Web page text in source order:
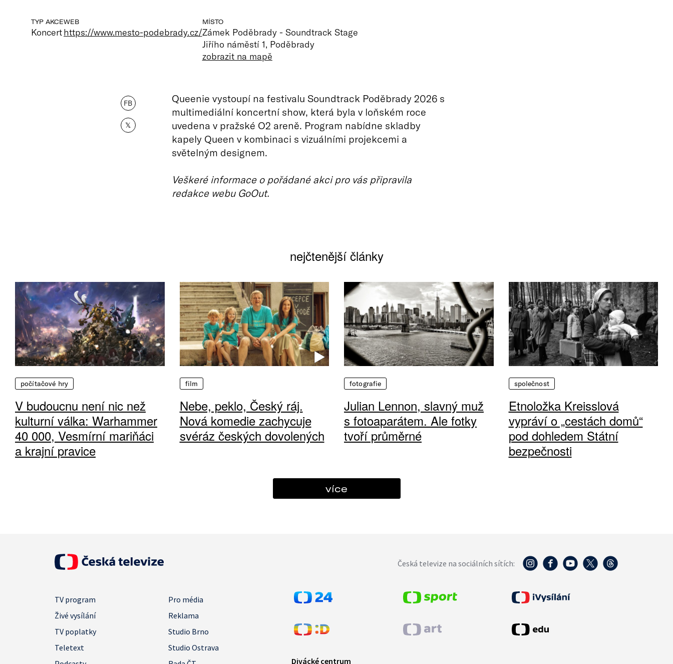
TYP AKCE
Koncert
WEB
https://www.mesto-podebrady.cz/
MÍSTO
Zámek Poděbrady - Soundtrack Stage
Jiřího náměstí 1, Poděbrady
zobrazit na mapě
FB
𝕏
Queenie vystoupí na festivalu Soundtrack Poděbrady 2026 s
multimediální koncertní show, která byla v loňském roce
uvedena v pražské O2 areně. Program nabídne skladby
kapely Queen v kombinaci s vizuálními projekcemi a
světelným designem.
Veškeré informace o pořádané akci pro vás připravila
redakce webu GoOut.
nejčtenější články
počítačové hry
V budoucnu není nic než
kulturní válka: Warhammer
40 000, Vesmírní mariňáci
a krajní pravice
film
Nebe, peklo, Český ráj.
Nová komedie zachycuje
svéráz českých dovolených
fotografie
Julian Lennon, slavný muž
s fotoaparátem. Ale fotky
tvoří průměrné
společnost
Etnoložka Kreisslová
vypráví o „cestách domů“
pod dohledem Státní
bezpečnosti
více
Česká televize na sociálních sítích:
TV program
Pro média
Živé vysílání
Reklama
TV poplatky
Studio Brno
Teletext
Studio Ostrava